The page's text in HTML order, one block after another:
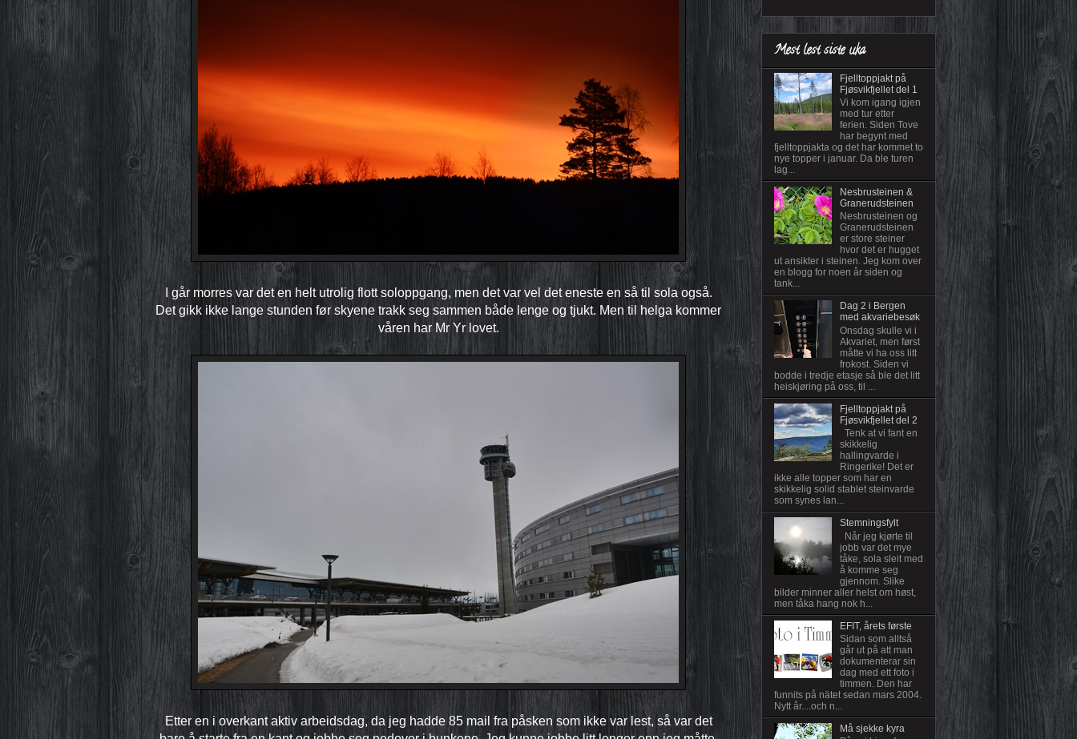
I går morres var det en helt utrolig flott soloppgang, men det var vel det eneste en så til sola også.
Det gikk ikke lange stunden før skyene trakk seg sammen både lenge og tjukt. Men til helga kommer
våren har Mr Yr lovet.
Etter en i overkant aktiv arbeidsdag, da jeg hadde 85 mail fra påsken som ikke var lest, så var det
Mest lest siste uka
Fjelltoppjakt på
Fjøsvikfjellet del 1
Vi kom igang igjen
med tur etter
ferien. Siden Tove
har begynt med
fjelltoppjakta og det har kommet to
nye topper i januar. Da ble turen
lag...
Nesbrusteinen &
Granerudsteinen
Nesbrusteinen og
Granerudsteinen
er store steiner
hvor det er hugget
ut ansikter i steinen. Jeg kom over
en blogg for noen år siden og
tank...
Dag 2 i Bergen
med akvariebesøk
Onsdag skulle vi i
Akvariet, men først
måtte vi ha oss litt
frokost. Siden vi
bodde i tredje etasje så ble det litt
heiskjøring på oss, til ...
Fjelltoppjakt på
Fjøsvikfjellet del 2
Tenk at vi fant en
skikkelig
hallingvarde i
Ringerike! Det er
ikke alle topper som har en
skikkelig solid stablet steinvarde
som synes lan...
Stemningsfylt
Når jeg kjørte til
jobb var det mye
tåke, sola sleit med
å komme seg
gjennom. Slike
bilder minner aller helst om høst,
men tåka hang nok h...
EFIT, årets første
Sidan som alltså
går ut på att man
dokumenterar sin
dag med ett foto i
timmen. Den har
funnits på nätet sedan mars 2004.
Nytt år....och n...
Må sjekke kyra